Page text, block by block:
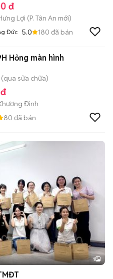
đ
Lợi (P. Tân An mới)
Đức 5.0 180 đã bán
Hỏng màn hình
sửa chữa)
Đình
80 đã bán
1